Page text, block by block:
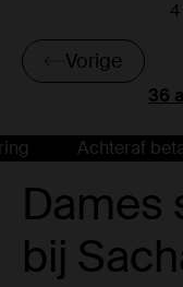
Vorige
4
Achteraf betalen
Dames
bij